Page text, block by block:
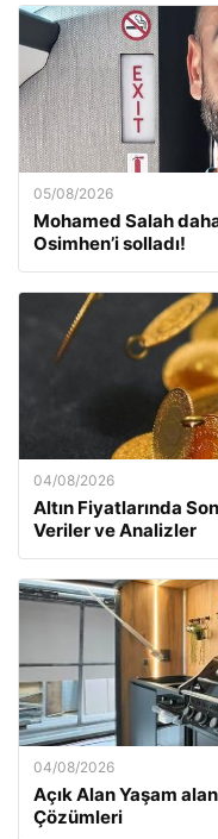
05/08/2026
Mohamed Salah
Osimhen’i solladı!
04/08/2026
Altın Fiyatlarında
Veriler ve Analizler
04/08/2026
Açık Alan Yaşam
Çözümleri